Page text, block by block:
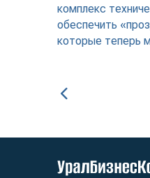
комплекс
обеспечить
которые теперь